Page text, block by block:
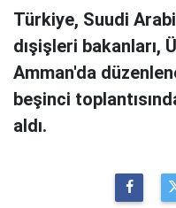
Türkiye, Suudi
dışişleri bakanları,
Amman'da
beşinci
aldı.